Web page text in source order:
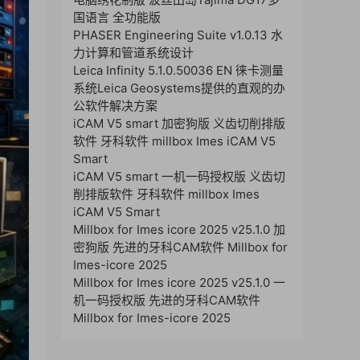
国语言 全功能版
PHASER Engineering Suite v1.0.13 水
力计算和管道系统设计
Leica Infinity 5.1.0.50036 EN 徕卡测量
系统Leica Geosystems提供的直观的办
公软件解决方案
iCAM V5 smart 加密狗版 义齿切削排版
软件 牙科软件 millbox Imes iCAM V5
Smart
iCAM V5 smart 一机一码授权版 义齿切
削排版软件 牙科软件 millbox Imes
iCAM V5 Smart
Millbox for Imes icore 2025 v25.1.0 加
密狗版 先进的牙科CAM软件 Millbox for
Imes-icore 2025
Millbox for Imes icore 2025 v25.1.0 一
机一码授权版 先进的牙科CAM软件
Millbox for Imes-icore 2025